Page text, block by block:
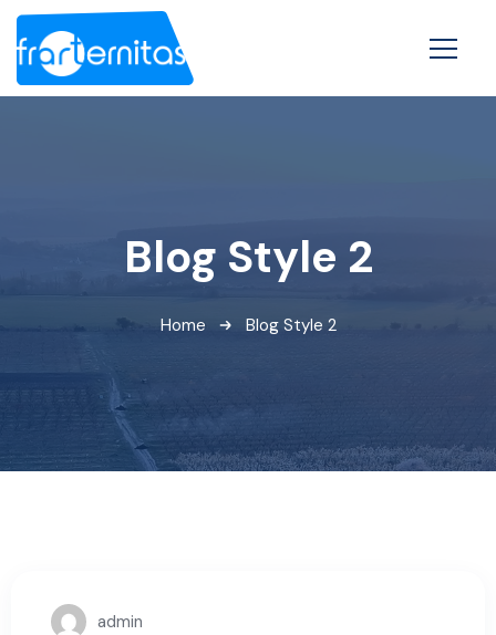
Blog Style 2
Home Blog Style 2
admin